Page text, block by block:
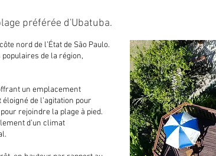
préférée d'Ubatuba.
nord de l’État de São Paulo.
de la région,
un emplacement
de l’agitation pour
rejoindre la plage à pied.
d’un climat